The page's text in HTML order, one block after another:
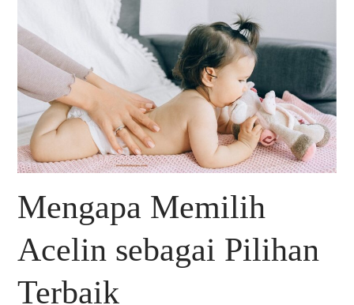
Mengapa Memilih
Acelin sebagai Pilihan
Terbaik